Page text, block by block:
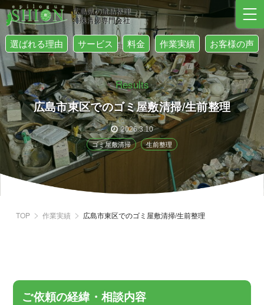
広島県の遺品整理
特殊清掃専門会社
選ばれる理由 サービス 料金 作業実績 お客様の声
Results
広島市東区でのゴミ屋敷清掃/生前整理
2026.3.10
ゴミ屋敷清掃 生前整理
TOP 作業実績 広島市東区でのゴミ屋敷清掃/生前整理
ご依頼の経緯・相談内容